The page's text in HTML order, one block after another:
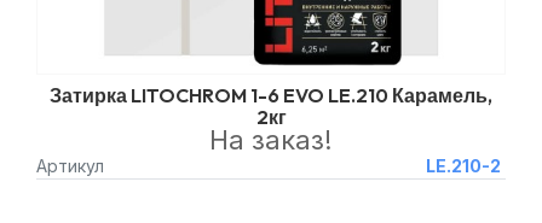
Затирка LITOCHROM 1-6 EVO LE.210 Карамель,
2кг
Артикул LE.210-2
На заказ!